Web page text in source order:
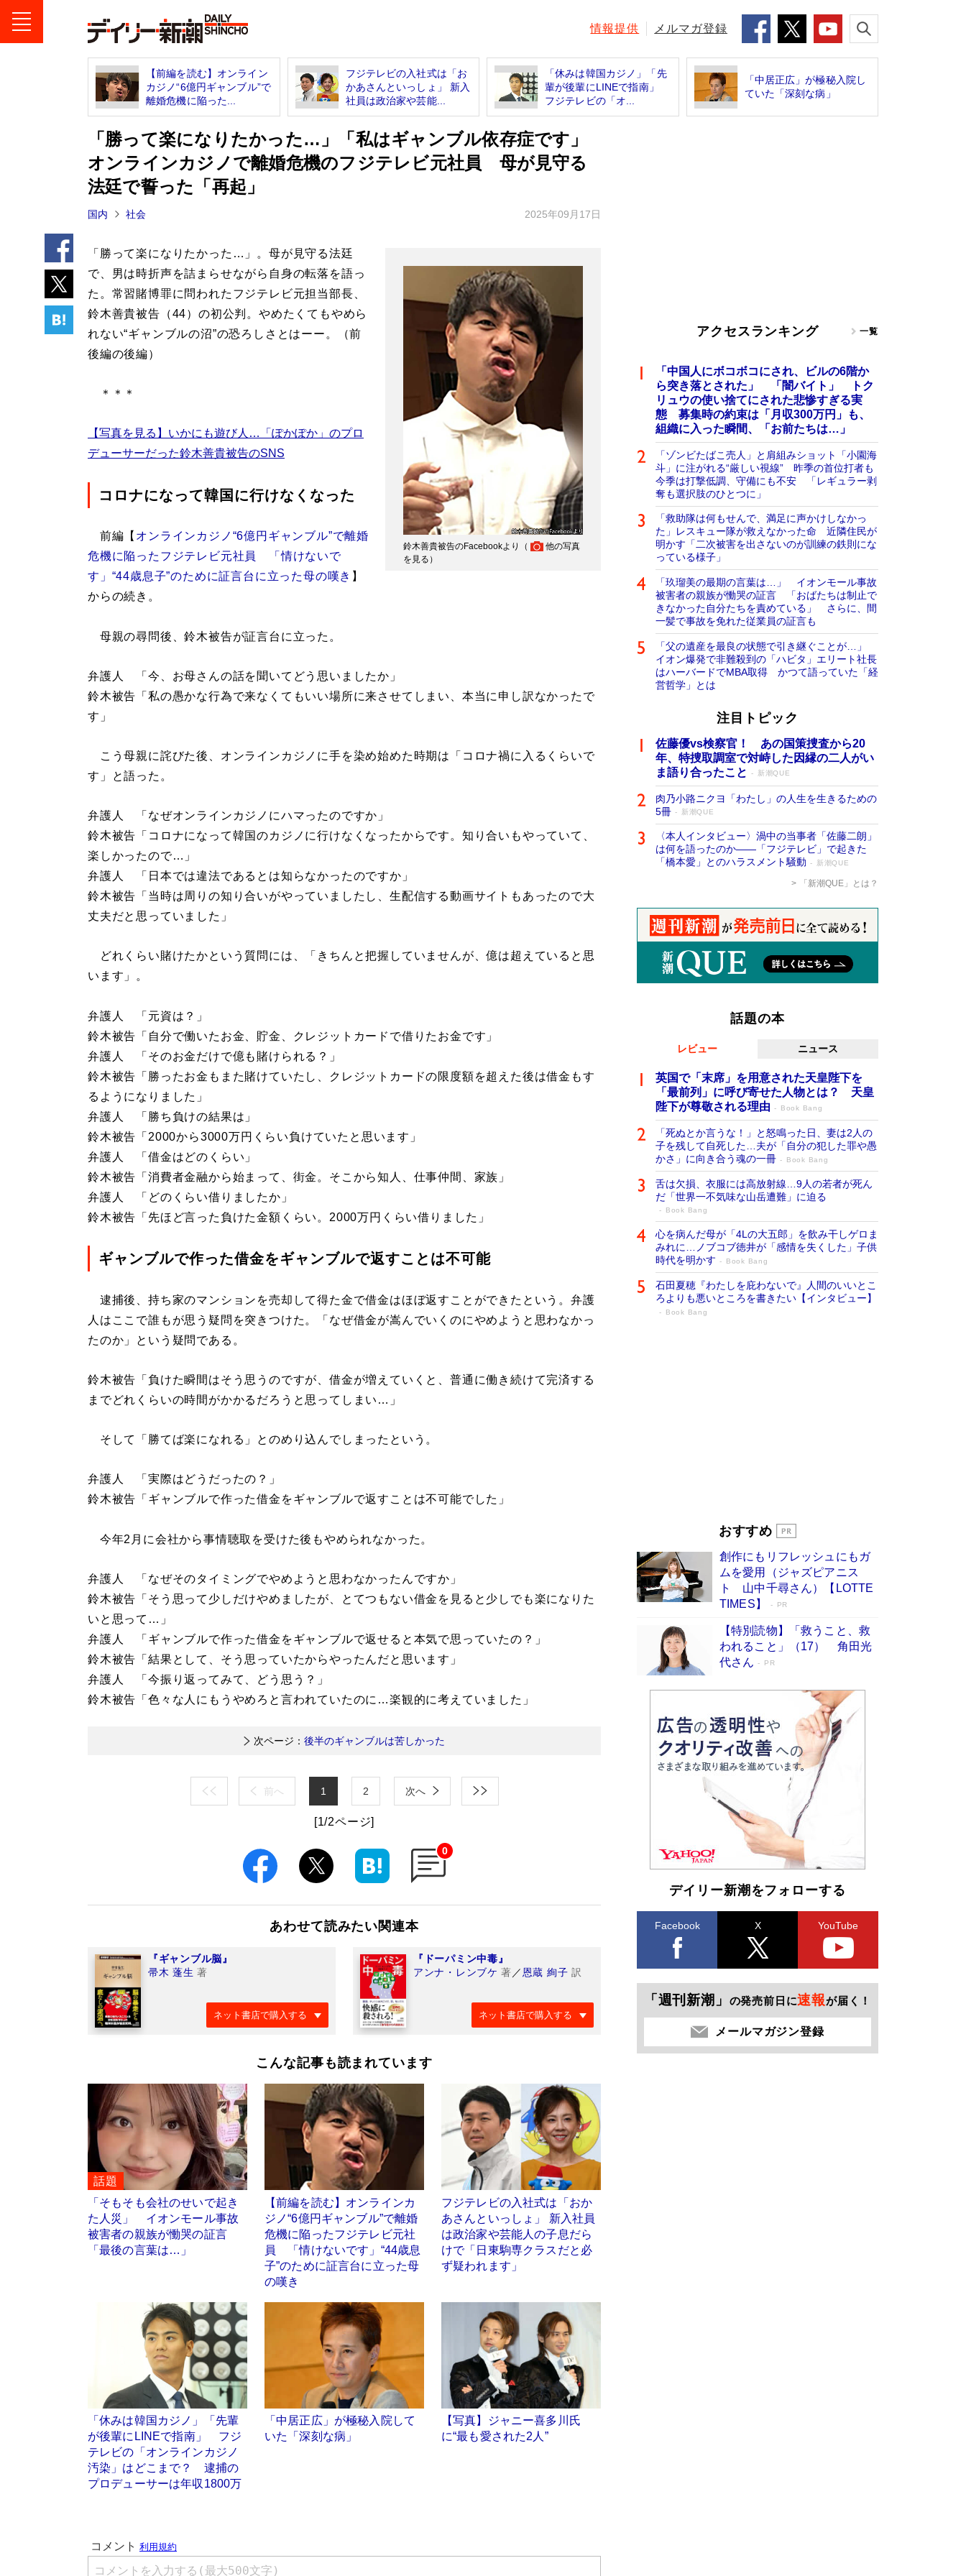
情報提供 メルマガ登録
【前編を読む】オンライン
カジノ“6億円ギャンブル”で
離婚危機に陥った...
フジテレビの入社式は「お
かあさんといっしょ」 新入
社員は政治家や芸能...
「休みは韓国カジノ」「先
輩が後輩にLINEで指南」
フジテレビの「オ...
「中居正広」が極秘入院し
ていた「深刻な病」
「勝って楽になりたかった…」「私はギャンブル依存症です」
オンラインカジノで離婚危機のフジテレビ元社員 母が見守る
法廷で誓った「再起」
国内 社会 2025年09月17日
鈴木善貴被告のFacebookより（
他の写真
を見る ）
「勝って楽になりたかった…」。母が見守る法廷
で、男は時折声を詰まらせながら自身の転落を語っ
た。常習賭博罪に問われたフジテレビ元担当部長、
鈴木善貴被告（44）の初公判。やめたくてもやめら
れない“ギャンブルの沼”の恐ろしさとはーー。（前
後編の後編）
＊＊＊
【写真を見る】いかにも遊び人…「ぽかぽか」のプロ
デューサーだった鈴木善貴被告のSNS
コロナになって韓国に行けなくなった
前編【 オンラインカジノ“6億円ギャンブル”で離婚
危機に陥ったフジテレビ元社員 「情けないで
す」“44歳息子”のために証言台に立った母の嘆き 】
からの続き。
母親の尋問後、鈴木被告が証言台に立った。
弁護人 「今、お母さんの話を聞いてどう思いましたか」
鈴木被告「私の愚かな行為で来なくてもいい場所に来させてしまい、本当に申し訳なかったで
す」
こう母親に詫びた後、オンラインカジノに手を染め始めた時期は「コロナ禍に入るくらいで
す」と語った。
弁護人 「なぜオンラインカジノにハマったのですか」
鈴木被告「コロナになって韓国のカジノに行けなくなったからです。知り合いもやっていて、
楽しかったので…」
弁護人 「日本では違法であるとは知らなかったのですか」
鈴木被告「当時は周りの知り合いがやっていましたし、生配信する動画サイトもあったので大
丈夫だと思っていました」
どれくらい賭けたかという質問には、「きちんと把握していませんが、億は超えていると思
います」。
弁護人 「元資は？」
鈴木被告「自分で働いたお金、貯金、クレジットカードで借りたお金です」
弁護人 「そのお金だけで億も賭けられる？」
鈴木被告「勝ったお金もまた賭けていたし、クレジットカードの限度額を超えた後は借金もす
るようになりました」
弁護人 「勝ち負けの結果は」
鈴木被告「2000から3000万円くらい負けていたと思います」
弁護人 「借金はどのくらい」
鈴木被告「消費者金融から始まって、街金。そこから知人、仕事仲間、家族」
弁護人 「どのくらい借りましたか」
鈴木被告「先ほど言った負けた金額くらい。2000万円くらい借りました」
ギャンブルで作った借金をギャンブルで返すことは不可能
逮捕後、持ち家のマンションを売却して得た金で借金はほぼ返すことができたという。弁護
人はここで誰もが思う疑問を突きつけた。「なぜ借金が嵩んでいくのにやめようと思わなかっ
たのか」という疑問である。
鈴木被告「負けた瞬間はそう思うのですが、借金が増えていくと、普通に働き続けて完済する
までどれくらいの時間がかかるだろうと思ってしまい…」
そして「勝てば楽になれる」とのめり込んでしまったという。
弁護人 「実際はどうだったの？」
鈴木被告「ギャンブルで作った借金をギャンブルで返すことは不可能でした」
今年2月に会社から事情聴取を受けた後もやめられなかった。
弁護人 「なぜそのタイミングでやめようと思わなかったんですか」
鈴木被告「そう思って少しだけやめましたが、とてつもない借金を見ると少しでも楽になりた
いと思って…」
弁護人 「ギャンブルで作った借金をギャンブルで返せると本気で思っていたの？」
鈴木被告「結果として、そう思っていたからやったんだと思います」
弁護人 「今振り返ってみて、どう思う？」
鈴木被告「色々な人にもうやめろと言われていたのに…楽観的に考えていました」
次ページ： 後半のギャンブルは苦しかった
前へ 1 2 次へ
[1/2ページ]
0
あわせて読みたい関連本
『ギャンブル脳』
帚木 蓬生 著
ネット書店で購入する
『ドーパミン中毒』
アンナ・レンブケ 著 ／ 恩蔵 絢子 訳
ネット書店で購入する
こんな記事も読まれています
話題
「そもそも会社のせいで起き
た人災」 イオンモール事故
被害者の親族が慟哭の証言
「最後の言葉は…」
【前編を読む】オンラインカ
ジノ“6億円ギャンブル”で離婚
危機に陥ったフジテレビ元社
員 「情けないです」“44歳息
子”のために証言台に立った母
の嘆き
フジテレビの入社式は「おか
あさんといっしょ」 新入社員
は政治家や芸能人の子息だら
けで「日東駒専クラスだと必
ず疑われます」
「休みは韓国カジノ」「先輩
が後輩にLINEで指南」 フジ
テレビの「オンラインカジノ
汚染」はどこまで？ 逮捕の
プロデューサーは年収1800万
「中居正広」が極秘入院して
いた「深刻な病」
【写真】ジャニー喜多川氏
に“最も愛された2人”
アクセスランキング 一覧
「中国人にボコボコにされ、ビルの6階か
ら突き落とされた」 「闇バイト」 トク
リュウの使い捨てにされた悲惨すぎる実
態 募集時の約束は「月収300万円」も、
組織に入った瞬間、「お前たちは…」
「ゾンビたばこ売人」と肩組みショット「小園海
斗」に注がれる“厳しい視線” 昨季の首位打者も
今季は打撃低調、守備にも不安 「レギュラー剥
奪も選択肢のひとつに」
「救助隊は何もせんで、満足に声かけしなかっ
た」レスキュー隊が救えなかった命 近隣住民が
明かす「二次被害を出さないのが訓練の鉄則にな
っている様子」
「玖瑠美の最期の言葉は…」 イオンモール事故
被害者の親族が慟哭の証言 「おばたちは制止で
きなかった自分たちを責めている」 さらに、間
一髪で事故を免れた従業員の証言も
「父の遺産を最良の状態で引き継ぐことが…」
イオン爆発で非難殺到の「ハビタ」エリート社長
はハーバードでMBA取得 かつて語っていた「経
営哲学」とは
注目トピック
佐藤優vs検察官！ あの国策捜査から20
年、特捜取調室で対峙した因縁の二人がい
ま語り合ったこと
新潮QUE
肉乃小路ニクヨ「わたし」の人生を生きるための
5冊
新潮QUE
〈本人インタビュー〉渦中の当事者「佐藤二朗」
は何を語ったのか――「フジテレビ」で起きた
「橋本愛」とのハラスメント騒動
新潮QUE
「新潮QUE」とは？
話題の本
レビュー ニュース
英国で「末席」を用意された天皇陛下を
「最前列」に呼び寄せた人物とは？ 天皇
陛下が尊敬される理由
Book Bang
「死ぬとか言うな！」と怒鳴った日、妻は2人の
子を残して自死した…夫が「自分の犯した罪や愚
かさ」に向き合う魂の一冊
Book Bang
舌は欠損、衣服には高放射線…9人の若者が死ん
だ「世界一不気味な山岳遭難」に迫る
Book Bang
心を病んだ母が「4Lの大五郎」を飲み干しゲロま
みれに…ノブコブ徳井が「感情を失くした」子供
時代を明かす
Book Bang
石田夏穂『わたしを庇わないで』人間のいいとこ
ろよりも悪いところを書きたい【インタビュー】
Book Bang
「『火垂るの墓』は、大嘘である」原作者が抱き
続けた“自責の念”とは…「自己憐憫は描きたくな
い」監督が徹底的にこだわったこと（後編） #
戦争の記憶
Book Bang
おすすめ
創作にもリフレッシュにもガ
ムを愛用（ジャズピアニス
ト 山中千尋さん）【LOTTE
TIMES】
PR
【特別読物】「救うこと、救
われること」（17） 角田光
代さん
PR
デイリー新潮をフォローする
Facebook X YouTube
「週刊新潮」 の発売前日に速報が届く！
メールマガジン登録